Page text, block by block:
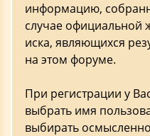
информацию,
случае официальной
иска, являющихся
на этом форуме.
При регистрации у
выбрать имя
выбирать